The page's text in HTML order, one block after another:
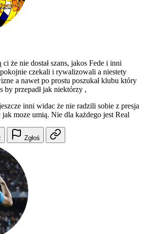
ci że nie dostał szans, jakos Fede i inni
czekali i rywalizowali a niestety
a nawet po prostu poszukał klubu który
by przepadł jak niektórzy ,
inni widac że nie radzili sobie z presja
jak moze umią. Nie dla każdego jest Real
Zgłoś